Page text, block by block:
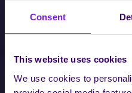
Consent
This website uses cookies
We use cookies to